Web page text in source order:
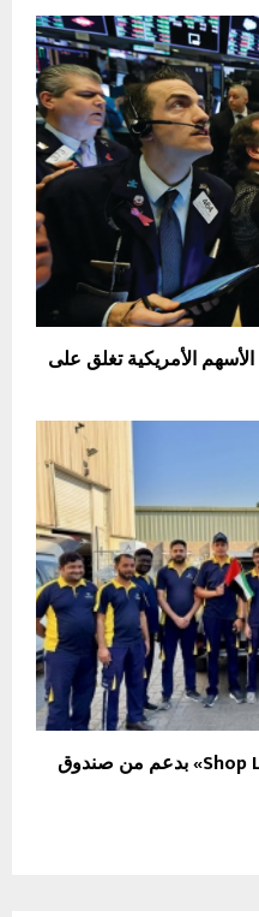
الأمريكية تغلق على
«كويك أب» تطلق مبادرة «Shop Local» بدعم من صندوق